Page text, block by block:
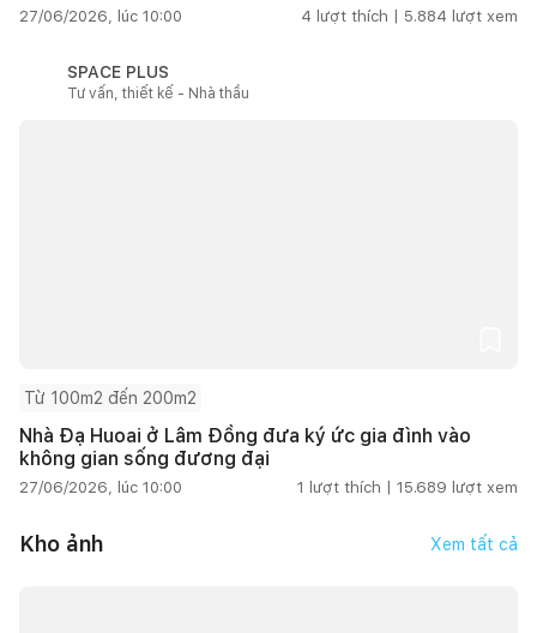
27/06/2026, lúc 10:00 4 lượt thích | 5.884 lượt xem
SPACE PLUS
Tư vấn, thiết kế - Nhà thầu
Từ 100m2 đến 200m2
Nhà Đạ Huoai ở Lâm Đồng đưa ký ức gia đình vào
không gian sống đương đại
27/06/2026, lúc 10:00 1 lượt thích | 15.689 lượt xem
Kho ảnh Xem tất cả